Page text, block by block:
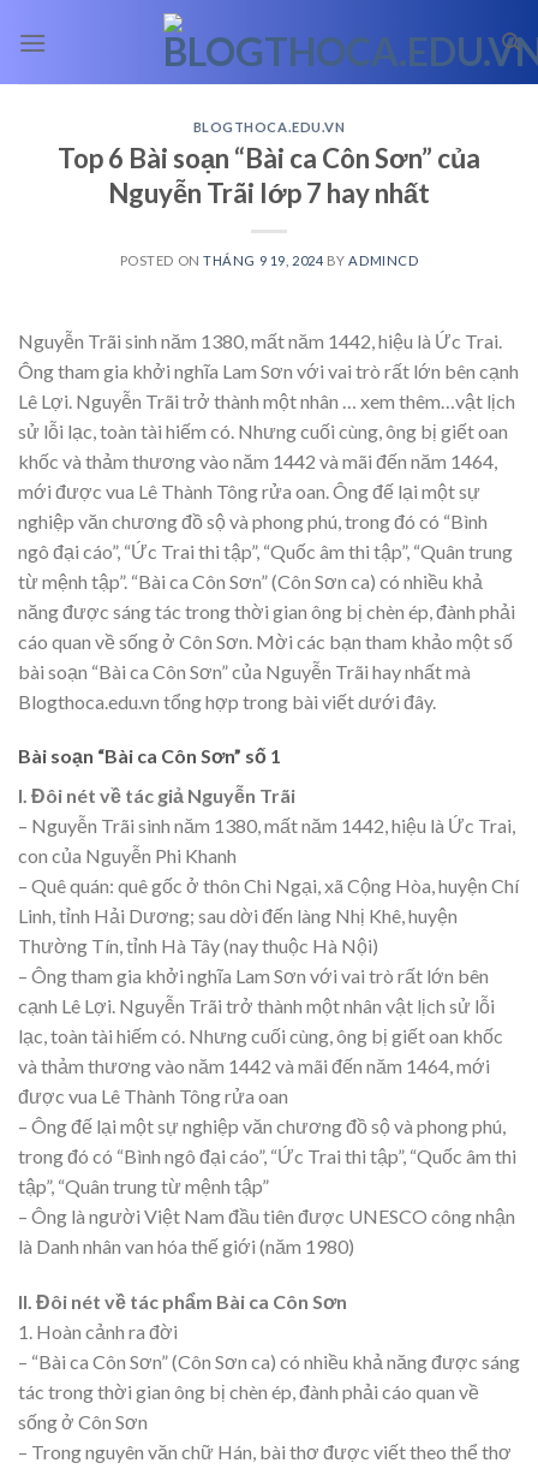
BLOGTHOCA.EDU.VN
Top 6 Bài soạn “Bài ca Côn Sơn” của
Nguyễn Trãi lớp 7 hay nhất
POSTED ONTHÁNG 9 19, 2024 BY ADMINCD
Nguyễn Trãi sinh năm 1380, mất năm 1442, hiệu là Ức Trai.
Ông tham gia khởi nghĩa Lam Sơn với vai trò rất lớn bên cạnh
Lê Lợi. Nguyễn Trãi trở thành một nhân
… xem thêm… vật lịch
sử lỗi lạc, toàn tài hiếm có. Nhưng cuối cùng, ông bị giết oan
khốc và thảm thương vào năm 1442 và mãi đến năm 1464,
mới được vua Lê Thành Tông rửa oan. Ông đế lại một sự
nghiệp văn chương đồ sộ và phong phú, trong đó có “Bình
ngô đại cáo”, “Ức Trai thi tập”, “Quốc âm thi tập”, “Quân trung
từ mệnh tập”. “Bài ca Côn Sơn” (Côn Sơn ca) có nhiều khả
năng được sáng tác trong thời gian ông bị chèn ép, đành phải
cáo quan về sống ở Côn Sơn. Mời các bạn tham khảo một số
bài soạn “Bài ca Côn Sơn” của Nguyễn Trãi hay nhất mà
Blogthoca.edu.vn tổng hợp trong bài viết dưới đây.
Bài soạn “Bài ca Côn Sơn” số 1
I. Đôi nét về tác giả Nguyễn Trãi
– Nguyễn Trãi sinh năm 1380, mất năm 1442, hiệu là Ức Trai,
con của Nguyễn Phi Khanh
– Quê quán: quê gốc ở thôn Chi Ngại, xã Cộng Hòa, huyện Chí
Linh, tỉnh Hải Dương; sau dời đến làng Nhị Khê, huyện
Thường Tín, tỉnh Hà Tây (nay thuộc Hà Nội)
– Ông tham gia khởi nghĩa Lam Sơn với vai trò rất lớn bên
cạnh Lê Lợi. Nguyễn Trãi trở thành một nhân vật lịch sử lỗi
lạc, toàn tài hiếm có. Nhưng cuối cùng, ông bị giết oan khốc
và thảm thương vào năm 1442 và mãi đến năm 1464, mới
được vua Lê Thành Tông rửa oan
– Ông đế lại một sự nghiệp văn chương đồ sộ và phong phú,
trong đó có “Bình ngô đại cáo”, “Ức Trai thi tập”, “Quốc âm thi
tập”, “Quân trung từ mệnh tập”
– Ông là người Việt Nam đầu tiên được UNESCO công nhận
là Danh nhân van hóa thế giới (năm 1980)
II. Đôi nét về tác phẩm Bài ca Côn Sơn
1. Hoàn cảnh ra đời
– “Bài ca Côn Sơn” (Côn Sơn ca) có nhiều khả năng được sáng
tác trong thời gian ông bị chèn ép, đành phải cáo quan về
sống ở Côn Sơn
– Trong nguyên văn chữ Hán, bài thơ được viết theo thể thơ